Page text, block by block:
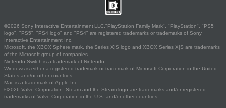
©2026 Sony Interactive Entertainment LLC."PlayStation Family Mark", "PlayStation", "PS5
logo", "PS5", "PS4 logo" and "PS4" are registered trademarks or trademarks of Sony
Interactive Entertainment Inc.
Microsoft, the XBOX Sphere mark, the Series X|S logo and XBOX Series X|S are trademarks
of the Microsoft group of companies.
Nintendo Switch is a trademark of Nintendo.
Windows is either a registered trademark or trademark of Microsoft Corporation in the United
States and/or other countries.
Mac is a trademark of Apple Inc.
©2026 Valve Corporation. Steam and the Steam logo are trademarks and/or registered
trademarks of Valve Corporation in the U.S. and/or other countries.